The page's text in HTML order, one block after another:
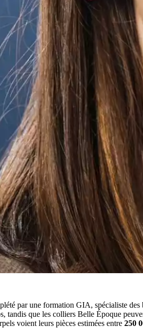
par une formation GIA, spécialiste
tandis que les colliers Belle Époque
voient leurs pièces estimées entre 250